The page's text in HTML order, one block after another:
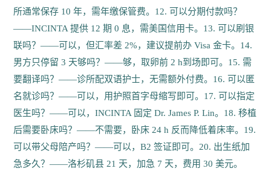
所通常保存 10 年，需年缴保管费。12. 可以分期付款吗？
——INCINTA 提供 12 期 0 息，需美国信用卡。13. 可以刷银
联吗？——可以，但汇率差 2%，建议提前办 Visa 金卡。14.
男方只停留 3 天够吗？——够，取卵前 2 h到场即可。15. 需
要翻译吗？——诊所配双语护士，无需额外付费。16. 可以匿
名就诊吗？——可以，用护照首字母缩写即可。17. 可以指定
医生吗？——可以，INCINTA 固定 Dr. James P. Lin。18. 移植
后需要卧床吗？——不需要，卧床 24 h 反而降低着床率。19.
可以带父母陪产吗？——可以，B2 签证即可。20. 出生纸加
急多久？——洛杉矶县 21 天，加急 7 天，费用 30 美元。